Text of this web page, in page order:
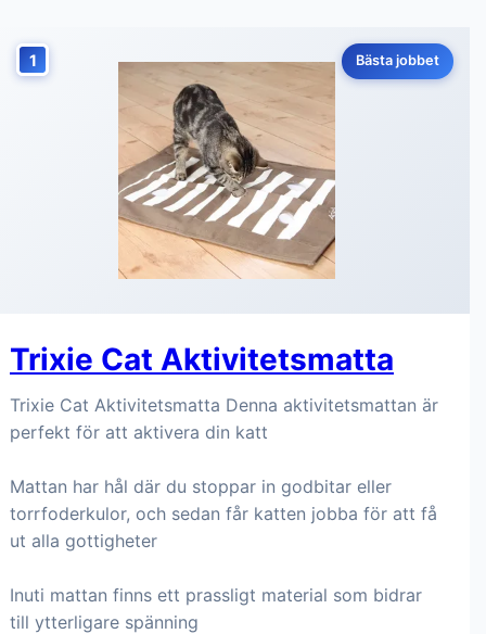
1 Bästa jobbet
Trixie Cat Aktivitetsmatta
Trixie Cat Aktivitetsmatta Denna aktivitetsmattan är
perfekt för att aktivera din katt
Mattan har hål där du stoppar in godbitar eller
torrfoderkulor, och sedan får katten jobba för att få
ut alla gottigheter
Inuti mattan finns ett prassligt material som bidrar
till ytterligare spänning